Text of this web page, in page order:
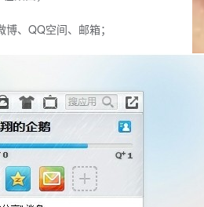
、QQ空间、邮箱；